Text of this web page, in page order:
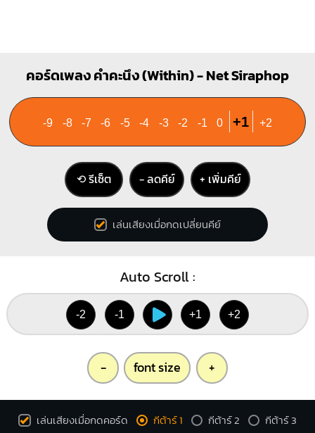
คอร์ดเพลง คำคะนึง (Within) - Net Siraphop
-9 -8 -7 -6 -5 -4 -3 -2 -1 0 +1 +2
⟲ รีเซ็ต − ลดคีย์ + เพิ่มคีย์
เล่นเสียงเมื่อกดเปลี่ยนคีย์
Auto Scroll :
-2 -1 +1 +2
- font size +
เล่นเสียงเมื่อกดคอร์ด กีต้าร์ 1 กีต้าร์ 2 กีต้าร์ 3